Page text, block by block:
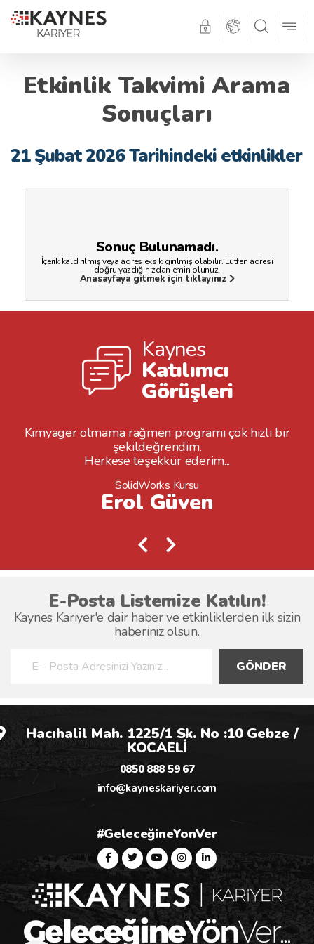
Etkinlik Takvimi Arama
Sonuçları
21 Şubat 2026 Tarihindeki etkinlikler
Sonuç Bulunamadı.
İçerik kaldırılmış veya adres eksik girilmiş olabilir. Lütfen adresi
doğru yazdığınızdan emin olunuz.
Anasayfaya gitmek için tıklayınız
Kaynes
Katılımcı
Görüşleri
Kimyager olmama rağmen programı çok hızlı bir
şekildeğrendim.
Herkese teşekkür ederim...
SolidWorks Kursu
Erol Güven
E-Posta Listemize Katılın!
Kaynes Kariyer'e dair haber ve etkinliklerden ilk sizin
haberiniz olsun.
GÖNDER
Hacıhalil Mah. 1225/1 Sk. No :10 Gebze /
KOCAELİ
0850 888 59 67
info@kayneskariyer.com
#GeleceğineYonVer